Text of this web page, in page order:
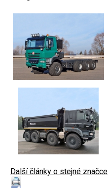
Další články o stejné značce